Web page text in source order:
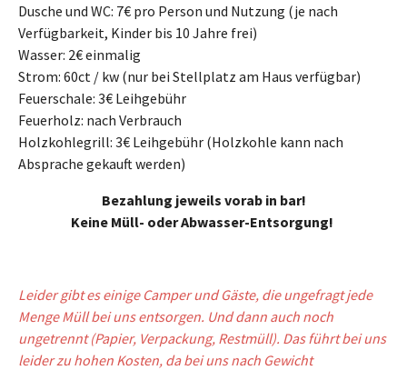
Dusche und WC: 7€ pro Person und Nutzung (je nach
Verfügbarkeit, Kinder bis 10 Jahre frei)
Wasser: 2€ einmalig
Strom: 60ct / kw (nur bei Stellplatz am Haus verfügbar)
Feuerschale: 3€ Leihgebühr
Feuerholz: nach Verbrauch
Holzkohlegrill: 3€ Leihgebühr (Holzkohle kann nach
Absprache gekauft werden)
Bezahlung jeweils vorab in bar!
Keine Müll- oder Abwasser-Entsorgung!
Leider gibt es einige Camper und Gäste, die ungefragt jede
Menge Müll bei uns entsorgen. Und dann auch noch
ungetrennt (Papier, Verpackung, Restmüll). Das führt bei uns
leider zu hohen Kosten, da bei uns nach Gewicht